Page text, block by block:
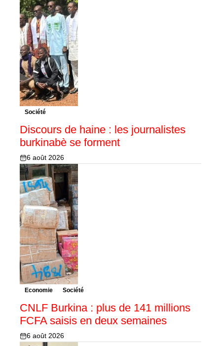
Société
Discours de haine : les journalistes
burkinabè se forment
6 août 2026
Economie Société
CNLF Burkina : plus de 141 millions
FCFA saisis en deux semaines
6 août 2026